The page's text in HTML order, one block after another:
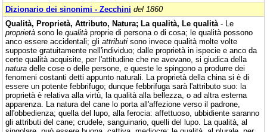
Dizionario dei sinonimi - Zecchini del 1860
Qualità, Proprietà, Attributo, Natura; La qualità, Le qualità - Le
proprietà sono le qualità proprie di persona o di cosa; le qualità possono
anco essere accidentali; gli attributi sono invece qualità molte volte
supposte gratuitamente nell'individuo; dalle proprietà in ispecie e anco da
certe qualità acquisite, per l'attitudine che ne avevano, si giudica della
natura delle cose o delle persone, e queste le spingono a produrre dei
fenomeni costanti detti appunto naturali. La proprietà della china si è di
essere un potente febbrifugo; dunque febbrifuga sarà l'attributo suo: la
proprietà è relativa alla virtù, la qualità alla bellezza, o ad altra esterna
apparenza. La natura del cane lo porta all'affezione verso il padrone,
all'obbedienza; quella del lupo, alla ferocia: affettuoso, ubbidiente saranno
gli attributi del cane; crudele, sanguinario, quelli del lupo. La qualità, al